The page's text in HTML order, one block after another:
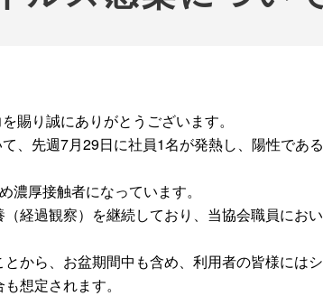
賜り誠にありがとうございます。
、先週7月29日に社員1名が発熱し、陽性であ
厚接触者になっています。
経過観察）を継続しており、当協会職員にお
から、お盆期間中も含め、利用者の皆様には
想定されます。